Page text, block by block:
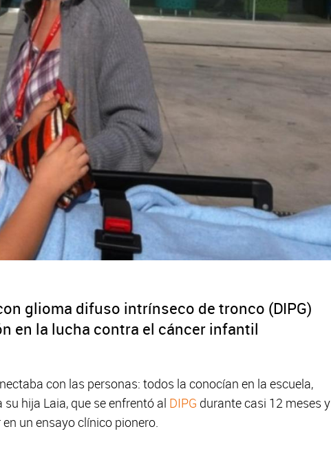
glioma difuso intrínseco de tronco (DIPG)
en la lucha contra el cáncer infantil
con las personas: todos la conocían en la escuela,
hija Laia, que se enfrentó al DIPG durante casi 12 meses y
un ensayo clínico pionero.